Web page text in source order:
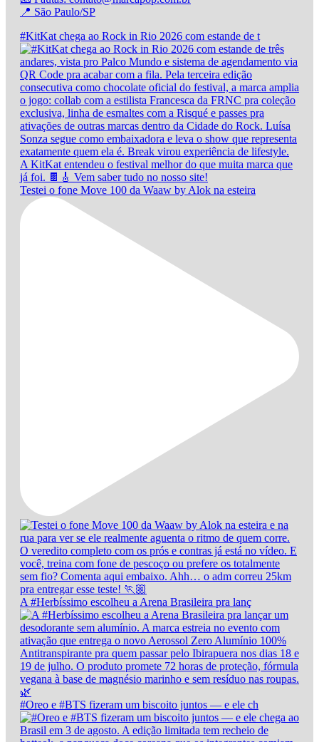
📍 São Paulo/SP
#KitKat chega ao Rock in Rio 2026 com estande de t
Testei o fone Move 100 da Waaw by Alok na esteira
A #Herbíssimo escolheu a Arena Brasileira pra lanç
#Oreo e #BTS fizeram um biscoito juntos — e ele ch